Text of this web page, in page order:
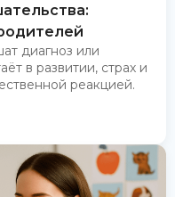
диагноз или
в развитии, страх и
реакцией.